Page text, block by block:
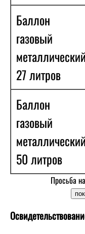
Баллон
газовый
металлический
27 литров
Баллон
газовый
металлический
50 литров
Просьба